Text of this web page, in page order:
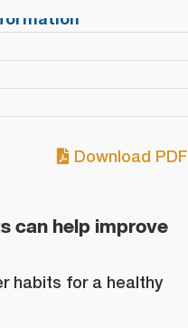
Download PDF
can help improve
habits for a healthy